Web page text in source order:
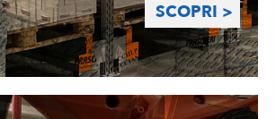
SCOPRI >